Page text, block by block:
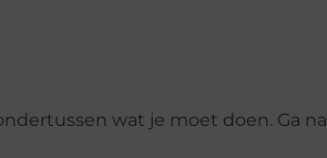
wat je moet doen. Ga